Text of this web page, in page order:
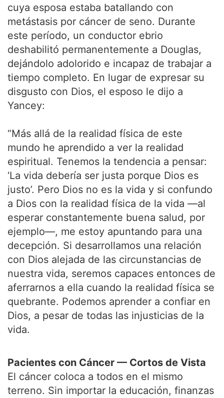
cuya esposa estaba batallando con
metástasis por cáncer de seno. Durante
este período, un conductor ebrio
deshabilitó permanentemente a Douglas,
dejándolo adolorido e incapaz de trabajar a
tiempo completo. En lugar de expresar su
disgusto con Dios, el esposo le dijo a
Yancey:
“Más allá de la realidad física de este
mundo he aprendido a ver la realidad
espiritual. Tenemos la tendencia a pensar:
‘La vida debería ser justa porque Dios es
justo’. Pero Dios no es la vida y si confundo
a Dios con la realidad física de la vida —al
esperar constantemente buena salud, por
ejemplo—, me estoy apuntando para una
decepción. Si desarrollamos una relación
con Dios alejada de las circunstancias de
nuestra vida, seremos capaces entonces de
aferrarnos a ella cuando la realidad física se
quebrante. Podemos aprender a confiar en
Dios, a pesar de todas las injusticias de la
vida.
Pacientes con Cáncer — Cortos de Vista
El cáncer coloca a todos en el mismo
terreno. Sin importar la educación, finanzas